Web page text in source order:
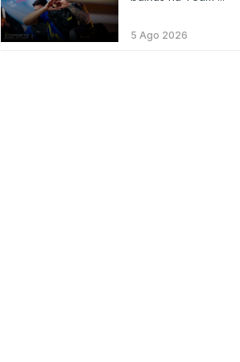
Códigos para ícones clássicos gratuitos no
League of Legends [agosto 2026]
5 Ago 2026